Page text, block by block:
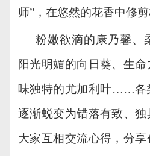
师”，在悠然的花香中修
粉嫩欲滴的康乃馨、
阳光明媚的向日葵、生
味独特的尤加利叶……各
逐渐蜕变为错落有致、独
大家互相交流心得，分